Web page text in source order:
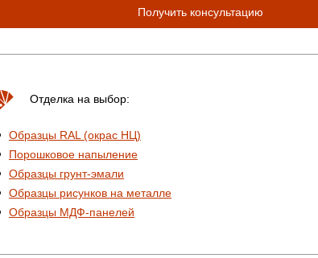
Получить консультацию
Отделка на выбор:
Образцы RAL (окрас НЦ)
Порошковое напыление
Образцы грунт-эмали
Образцы рисунков на металле
Образцы МДФ-панелей